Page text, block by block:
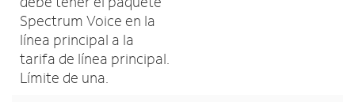
Spectrum Voice en la
línea principal a la
tarifa de línea principal.
Límite de una.